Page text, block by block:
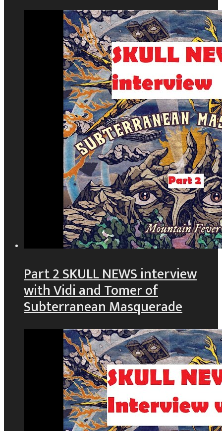
Part 2 SKULL NEWS interview
with Vidi and Tomer of
Subterranean Masquerade